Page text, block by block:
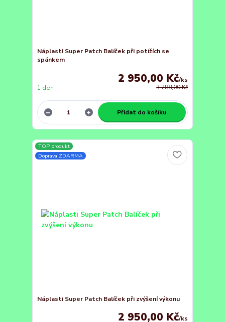
Náplasti Super Patch Balíček při potížích se
spánkem
3 288,00 Kč
2 950,00 Kč/ks
1 den
Přidat do košíku
TOP produkt
Doprava ZDARMA
Náplasti Super Patch Balíček při zvýšení výkonu
2 950,00 Kč/ks